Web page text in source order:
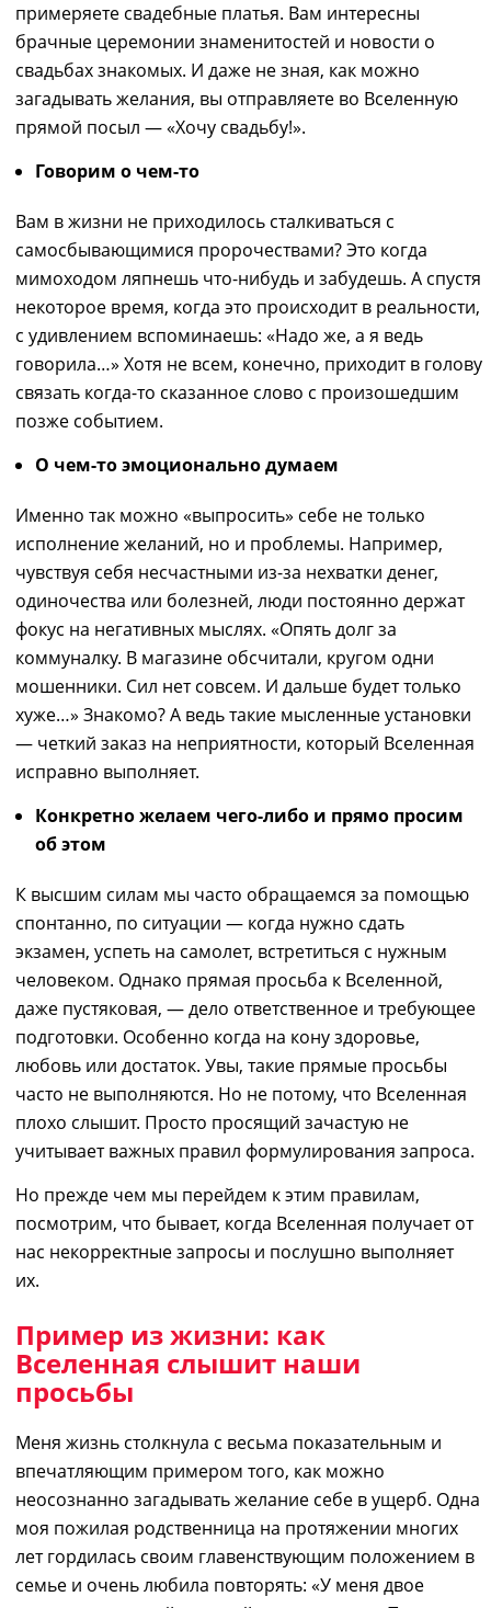
примеряете свадебные платья. Вам интересны
брачные церемонии знаменитостей и новости о
свадьбах знакомых. И даже не зная, как можно
загадывать желания, вы отправляете во Вселенную
прямой посыл —«Хочу свадьбу!».
Говорим о чем-то
Вам в жизни не приходилось сталкиваться с
самосбывающимися пророчествами? Это когда
мимоходом ляпнешь что-нибудь и забудешь. А спустя
некоторое время, когда это происходит в реальности,
с удивлением вспоминаешь: «Надо же, а я ведь
говорила…» Хотя не всем, конечно, приходит в голову
связать когда-то сказанное слово с произошедшим
позже событием.
О чем-то эмоционально думаем
Именно так можно «выпросить» себе не только
исполнение желаний, но и проблемы. Например,
чувствуя себя несчастными из-за нехватки денег,
одиночества или болезней, люди постоянно держат
фокус на негативных мыслях. «Опять долг за
коммуналку. В магазине обсчитали, кругом одни
мошенники. Сил нет совсем. И дальше будет только
хуже…» Знакомо? А ведь такие мысленные установки
— четкий заказ на неприятности, который Вселенная
исправно выполняет.
Конкретно желаем чего-либо и прямо просим
об этом
К высшим силам мы часто обращаемся за помощью
спонтанно, по ситуации — когда нужно сдать
экзамен, успеть на самолет, встретиться с нужным
человеком. Однако прямая просьба к Вселенной,
даже пустяковая, — дело ответственное и требующее
подготовки. Особенно когда на кону здоровье,
любовь или достаток. Увы, такие прямые просьбы
часто не выполняются. Но не потому, что Вселенная
плохо слышит. Просто просящий зачастую не
учитываетважных правил формулирования запроса.
Но прежде чем мы перейдем к этим правилам,
посмотрим, что бывает, когда Вселенная получает от
нас некорректные запросы и послушно выполняет
их.
Пример из жизни: как
Вселенная слышит наши
просьбы
Меня жизнь столкнула с весьма показательным и
впечатляющим примером того, как можно
неосознанно загадывать желание себе в ущерб. Одна
моя пожилая родственница на протяжении многих
лет гордилась своим главенствующим положением в
семье и очень любила повторять: «У меня двое